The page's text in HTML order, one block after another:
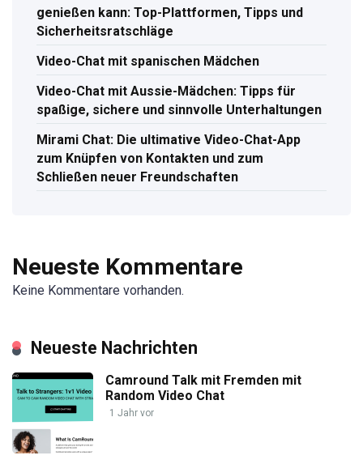
genießen kann: Top-Plattformen, Tipps und
Sicherheitsratschläge
Video-Chat mit spanischen Mädchen
Video-Chat mit Aussie-Mädchen: Tipps für
spaßige, sichere und sinnvolle Unterhaltungen
Mirami Chat: Die ultimative Video-Chat-App
zum Knüpfen von Kontakten und zum
Schließen neuer Freundschaften
Neueste Kommentare
Keine Kommentare vorhanden.
Neueste Nachrichten
Camround Talk mit Fremden mit
Random Video Chat
1 Jahr vor